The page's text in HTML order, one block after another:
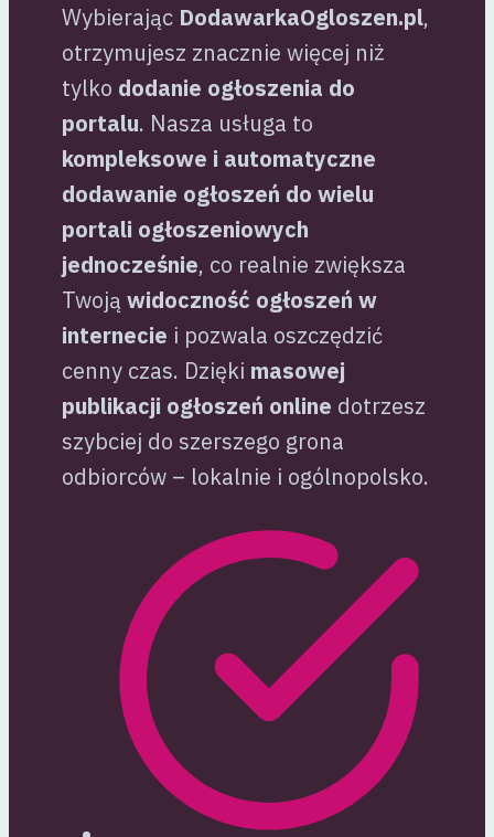
Wybierając DodawarkaOgloszen.pl,
otrzymujesz znacznie więcej niż
tylko dodanie ogłoszenia do
portalu. Nasza usługa to
kompleksowe i automatyczne
dodawanie ogłoszeń do wielu
portali ogłoszeniowych
jednocześnie, co realnie zwiększa
Twoją widoczność ogłoszeń w
internecie i pozwala oszczędzić
cenny czas. Dzięki masowej
publikacji ogłoszeń online dotrzesz
szybciej do szerszego grona
odbiorców – lokalnie i ogólnopolsko.